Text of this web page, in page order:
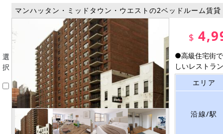
選
択
マンハッタン・ミッドタウン・ウエストの2ベッドルーム賃
$
●高級住宅街
しいレストラ
エリア
沿線/駅